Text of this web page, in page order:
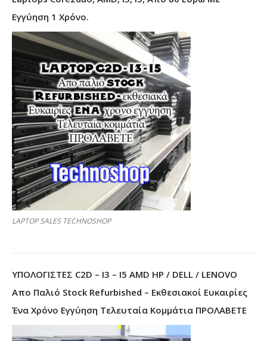
Εγγύηση 1 Χρόνο.
LAPTOP SALES TECHNOSHOP
ΥΠΟΛΟΓΙΣΤΕΣ C2D – I3 – I5 AMD HP / DELL / LENOVO
Απο Παλιό Stock Refurbished – Εκθεσιακοί Ευκαιρίες
Ένα Χρόνο Εγγύηση Τελευταία Κομμάτια ΠΡΟΛΑΒΕΤΕ